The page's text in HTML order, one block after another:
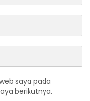
saya pada
berikutnya.